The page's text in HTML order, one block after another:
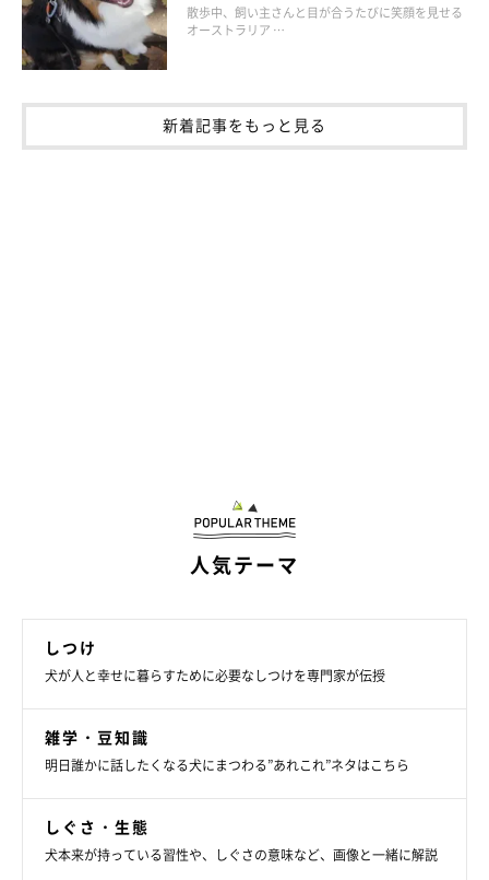
いぬのきもち投稿写真ギャラリー
散歩中、飼い主さんと目が合うたびに笑顔を見せる
オーストラリア …
新着記事をもっと見る
人気テーマ
しつけ
犬が人と幸せに暮らすために必要なしつけを専門家が伝授
雑学・豆知識
明日誰かに話したくなる犬にまつわる”あれこれ”ネタはこちら
しぐさ・生態
犬本来が持っている習性や、しぐさの意味など、画像と一緒に解説